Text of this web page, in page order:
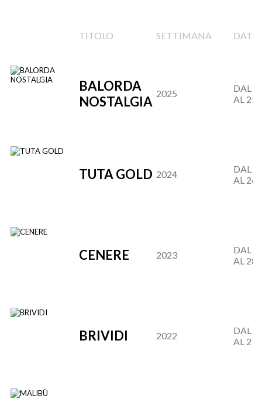
TITOLO SETTIMANA DATA
BALORDA
NOSTALGIA
2025
DAL
AL
TUTA GOLD 2024
DAL
AL
CENERE 2023
DAL
AL
BRIVIDI 2022
DAL
AL